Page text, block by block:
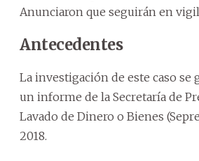
Anunciaron que seguirán en
Antecedentes
La investigación de este caso se
un informe de la Secretaría de
Lavado de Dinero o Bienes
2018.